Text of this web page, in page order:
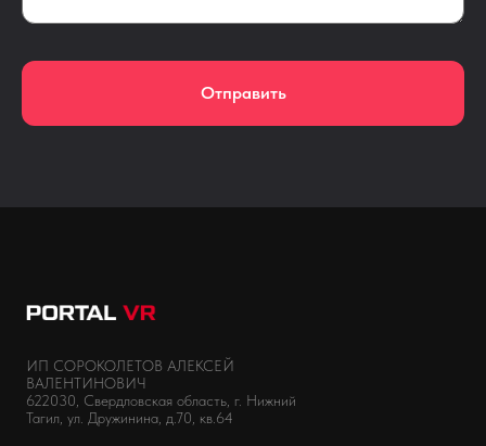
Отправить
ИП СОРОКОЛЕТОВ АЛЕКСЕЙ
ВАЛЕНТИНОВИЧ
622030, Свердловская область, г. Нижний
Тагил, ул. Дружинина, д.70, кв.64